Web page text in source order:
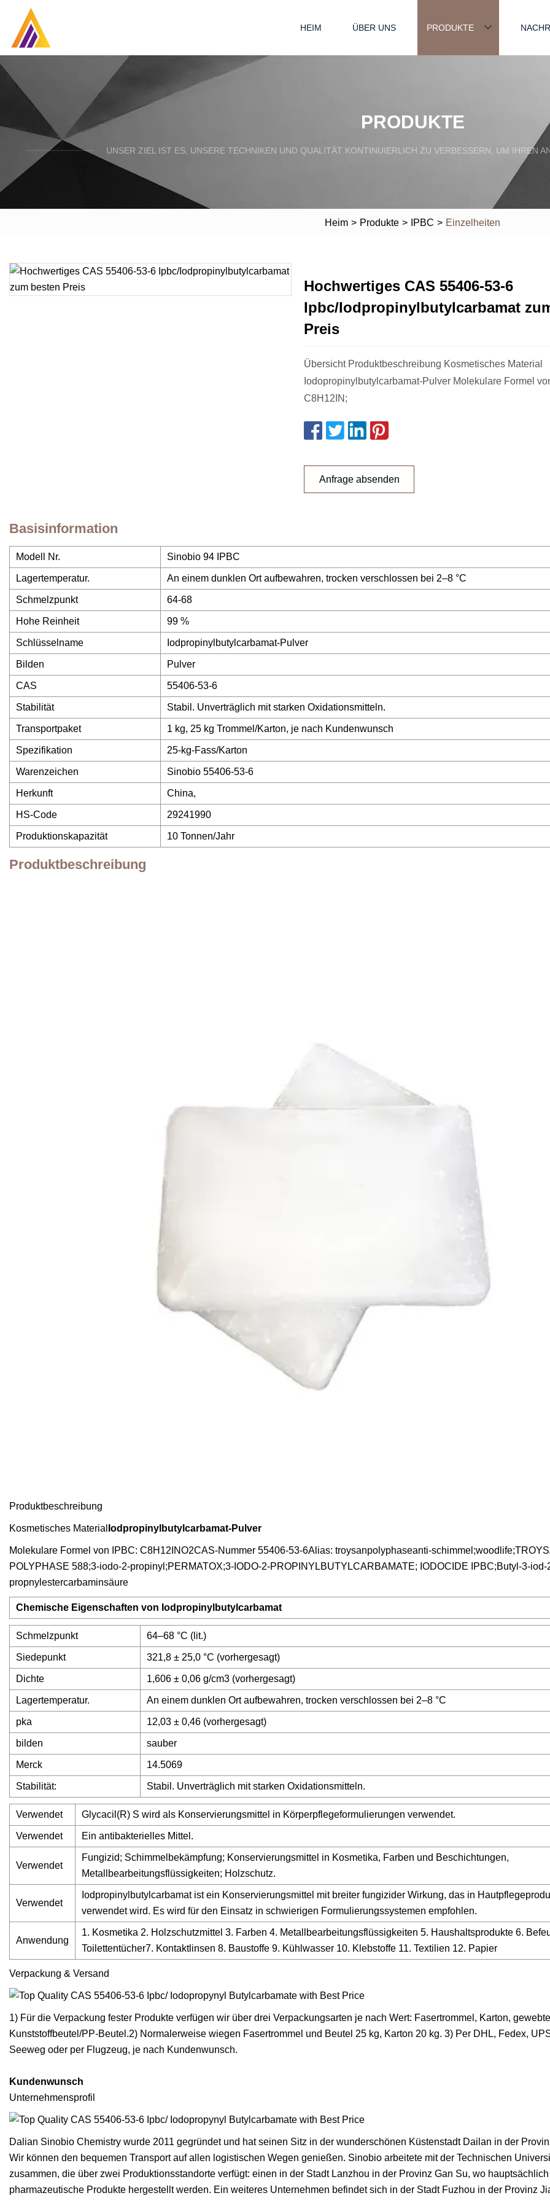
HEIM ÜBER UNS PRODUKTE
PRODUKTE
UNSER ZIEL IST ES, UNSERE TECHNIKEN UND QUALITÄT KONTINUIERLICH ZU VERBESSERN, UM IHREN
Heim > Produkte > IPBC > Einzelheiten
Hochwertiges CAS 55406-53-6
Ipbc/Iodpropinylbutylcarbamat
Preis
Übersicht Produktbeschreibung Kosmetisches Material
Iodopropinylbutylcarbamat-Pulver Molekulare Formel
C8H12IN;
Anfrage absenden
Basisinformation
Modell Nr. Sinobio 94 IPBC
Lagertemperatur. An einem dunklen Ort aufbewahren, trocken verschlossen bei 2–8 °C
Schmelzpunkt 64-68
Hohe Reinheit 99 %
Schlüsselname Iodpropinylbutylcarbamat-Pulver
Bilden Pulver
CAS 55406-53-6
Stabilität Stabil. Unverträglich mit starken Oxidationsmitteln.
Transportpaket 1 kg, 25 kg Trommel/Karton, je nach Kundenwunsch
Spezifikation 25-kg-Fass/Karton
Warenzeichen Sinobio 55406-53-6
Herkunft China,
HS-Code 29241990
Produktionskapazität 10 Tonnen/Jahr
Produktbeschreibung
Produktbeschreibung
Kosmetisches Material Iodpropinylbutylcarbamat-Pulver
Molekulare Formel von IPBC: C8H12INO2CAS-Nummer 55406-53-6Alias: troysanpolyphaseanti-
POLYPHASE 588;3-iodo-2-propinyl;PERMATOX;3-IODO-2-PROPINYLBUTYLCARBAMATE; IODOCIDE IPBC;Butyl-3-iod-
propnylestercarbaminsäure
Chemische Eigenschaften von Iodpropinylbutylcarbamat
Schmelzpunkt 64–68 °C (lit.)
Siedepunkt 321,8 ± 25,0 °C (vorhergesagt)
Dichte 1,606 ± 0,06 g/cm3 (vorhergesagt)
Lagertemperatur. An einem dunklen Ort aufbewahren, trocken verschlossen bei 2–8 °C
pka 12,03 ± 0,46 (vorhergesagt)
bilden sauber
Merck 14.5069
Stabilität: Stabil. Unverträglich mit starken Oxidationsmitteln.
Verwendet Glycacil(R) S wird als Konservierungsmittel in Körperpflegeformulierungen verwendet.
Verwendet Ein antibakterielles Mittel.
Verwendet
Fungizid; Schimmelbekämpfung; Konservierungsmittel in Kosmetika, Farben und Beschichtungen,
Metallbearbeitungsflüssigkeiten; Holzschutz.
Verwendet
Iodpropinylbutylcarbamat ist ein Konservierungsmittel mit breiter fungizider Wirkung, das in
verwendet wird. Es wird für den Einsatz in schwierigen Formulierungssystemen empfohlen.
Anwendung
1. Kosmetika 2. Holzschutzmittel 3. Farben 4. Metallbearbeitungsflüssigkeiten 5. Haushaltsprodukte 6.
Toilettentücher7. Kontaktlinsen 8. Baustoffe 9. Kühlwasser 10. Klebstoffe 11. Textilien 12. Papier
Verpackung & Versand
1) Für die Verpackung fester Produkte verfügen wir über drei Verpackungsarten je nach Wert: Fasertrommel, Karton,
Kunststoffbeutel/PP-Beutel.2) Normalerweise wiegen Fasertrommel und Beutel 25 kg, Karton 20 kg. 3) Per DHL, Fedex,
Seeweg oder per Flugzeug, je nach Kundenwunsch.
Kundenwunsch
Unternehmensprofil
Dalian Sinobio Chemistry wurde 2011 gegründet und hat seinen Sitz in der wunderschönen Küstenstadt Dailan in der
Wir können den bequemen Transport auf allen logistischen Wegen genießen. Sinobio arbeitete mit der Technischen
zusammen, die über zwei Produktionsstandorte verfügt: einen in der Stadt Lanzhou in der Provinz Gan Su, wo
pharmazeutische Produkte hergestellt werden. Ein weiteres Unternehmen befindet sich in der Stadt Fuzhou in der Provinz